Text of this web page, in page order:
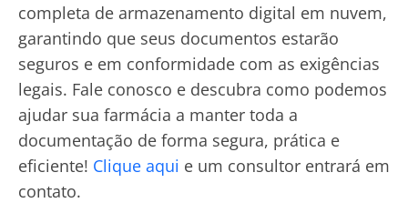
completa de armazenamento digital em nuvem,
garantindo que seus documentos estarão
seguros e em conformidade com as exigências
legais. Fale conosco e descubra como podemos
ajudar sua farmácia a manter toda a
documentação de forma segura, prática e
eficiente! Clique aqui e um consultor entrará em
contato.